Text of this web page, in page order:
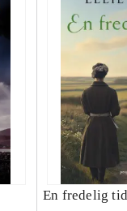
En fredelig tid